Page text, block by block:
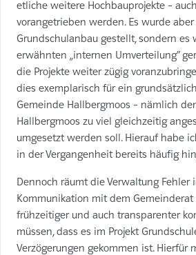
etliche weitere Hochbauprojekte –
vorangetrieben werden. Es wurde aber
Grundschulanbau gestellt, sondern es
erwähnten „internen Umverteilung“
die Projekte weiter zügig
dies exemplarisch für ein
Gemeinde Hallbergmoos – nämlich
Hallbergmoos zu viel gleichzeitig
umgesetzt werden soll. Hierauf habe
in der Vergangenheit bereits häufig
Dennoch räumt die Verwaltung Fehler
Kommunikation mit dem Gemeinderat
frühzeitiger und auch transparenter
müssen, dass es im Projekt
Verzögerungen gekommen ist. Hierfür